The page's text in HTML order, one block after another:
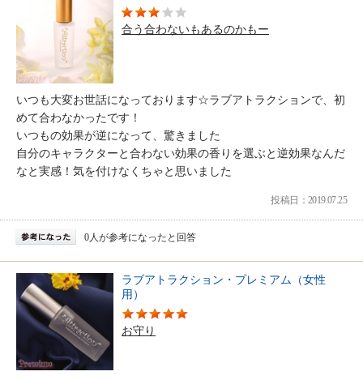
合う合わないもあるのかもー
いつも大変お世話になっております☆ラブアトラクションで、初
めて合わなかったです！
いつもの効果が逆になって、驚きました
自分のキャラクターと合わない効果の香りを選ぶと逆効果なんだ
なと実感！気を付けなくちゃと思いました
投稿日：2019.07.25
0人が参考になったと回答
ラブアトラクション・プレミアム（女性
用）
お守り